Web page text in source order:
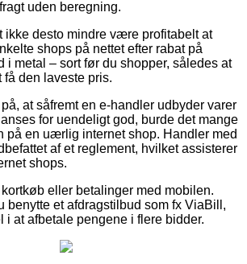
uden beregning.
ikke desto mindre være profitabelt at
shops på nettet efter rabat på
i metal – sort før du shopper, således at
få den laveste pris.
at såfremt en e-handler udbyder varer
for uendeligt god, burde det mange
på en uærlig internet shop. Handler med
af et reglement, hvilket assisterer
shops.
eller betalinger med mobilen.
benytte et afdragstilbud som fx ViaBill,
i at afbetale pengene i flere bidder.